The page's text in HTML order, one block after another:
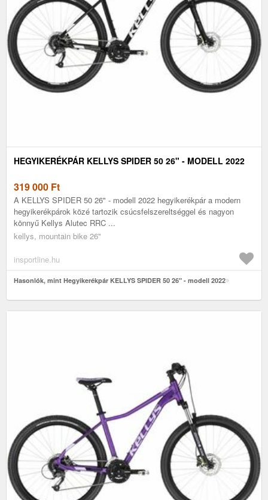
HEGYIKERÉKPÁR KELLYS SPIDER 50 26" - MODELL 2022
319 000 Ft
A KELLYS SPIDER 50 26" - modell 2022 hegyikerékpár a modern
hegyikerékpárok közé tartozik csúcsfelszereltséggel és nagyon
könnyű Kellys Alutec RRC ...
kellys, mountain bike 26"
insportline.hu
Hasonlók, mint Hegyikerékpár KELLYS SPIDER 50 26" - modell 2022